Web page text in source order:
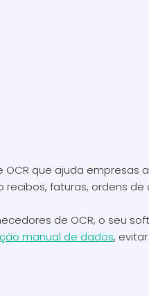
OCR que ajuda empresas
faturas, ordens
de OCR, o seu
manual de dados,